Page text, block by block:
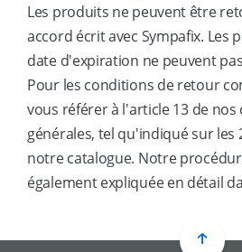
Les produits ne peuvent être
accord écrit avec Sympafix. Les
date d'expiration ne peuvent
Pour les conditions de retour
vous référer à l'article 13 de
générales, tel qu'indiqué sur les
notre catalogue. Notre
également expliquée en détail